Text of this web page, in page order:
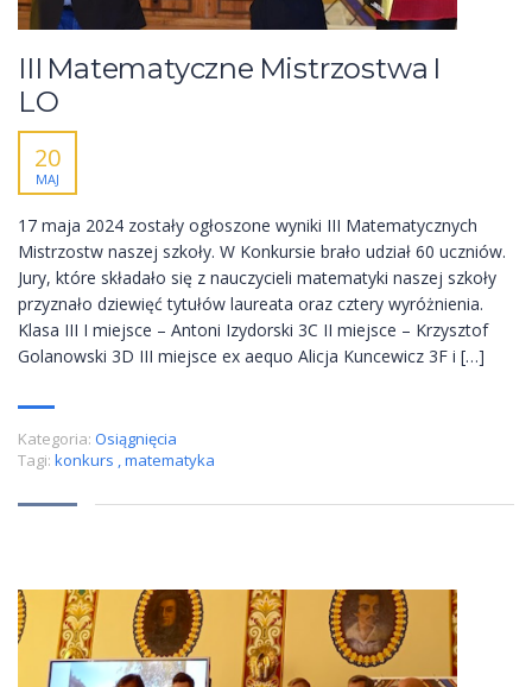
III Matematyczne Mistrzostwa I
LO
20
MAJ
17 maja 2024 zostały ogłoszone wyniki III Matematycznych
Mistrzostw naszej szkoły. W Konkursie brało udział 60 uczniów.
Jury, które składało się z nauczycieli matematyki naszej szkoły
przyznało dziewięć tytułów laureata oraz cztery wyróżnienia.
Klasa III I miejsce – Antoni Izydorski 3C II miejsce – Krzysztof
Golanowski 3D III miejsce ex aequo Alicja Kuncewicz 3F i […]
Kategoria: Osiągnięcia
Tagi: konkurs ,matematyka